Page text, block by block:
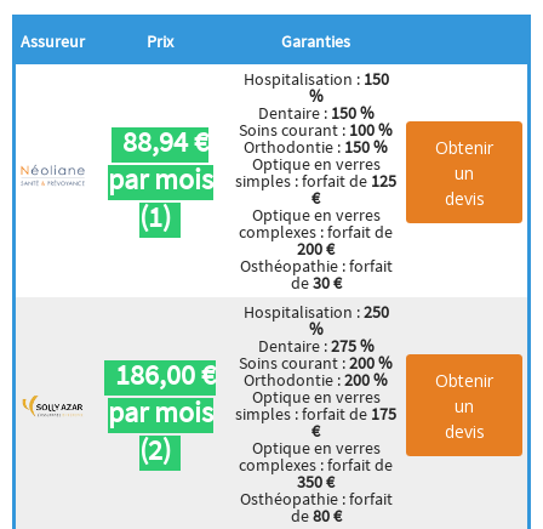
Assureur Prix Garanties
88,94 €
par mois
(1)
Hospitalisation : 150
%
Dentaire : 150 %
Soins courant : 100 %
Orthodontie : 150 %
Optique en verres
simples : forfait de 125
€
Optique en verres
complexes : forfait de
200 €
Osthéopathie : forfait
de30 €
Obtenir
un
devis
186,00 €
par mois
(2)
Hospitalisation :250
%
Dentaire :275 %
Soins courant :200 %
Orthodontie :200 %
Optique en verres
simples : forfait de 175
€
Optique en verres
complexes : forfait de
350 €
Osthéopathie : forfait
de80 €
Obtenir
un
devis